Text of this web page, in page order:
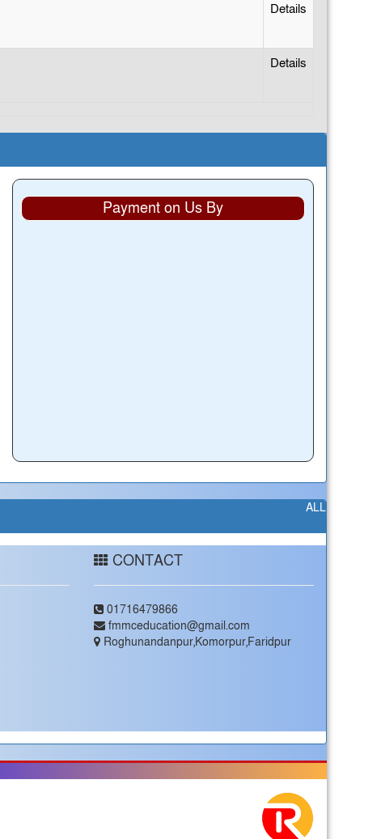
Details
Details
Payment on Us By
ALL
CONTACT
01716479866
fmmceducation@gmail.com
Roghunandanpur,Komorpur,Faridpur